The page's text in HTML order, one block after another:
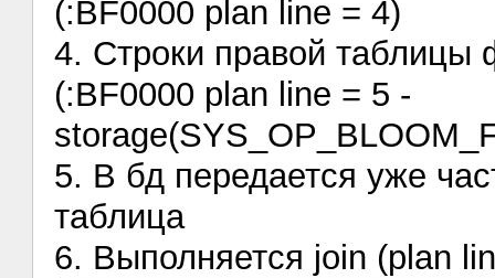
(:BF0000 plan line = 4)
4. Строки правой таблицы
(:BF0000 plan line = 5 -
5. В бд передается уже
таблица
6. Выполняется join (plan